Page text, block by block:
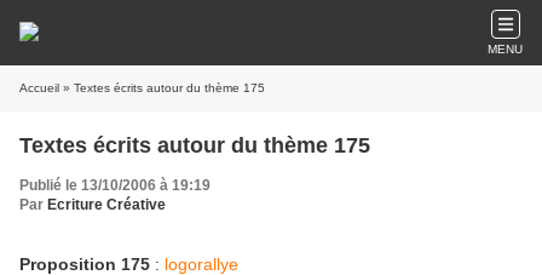
MENU
Accueil » Textes écrits autour du thème 175
Textes écrits autour du thème 175
Publié le 13/10/2006 à 19:19
Par Ecriture Créative
Proposition 175 : logorallye